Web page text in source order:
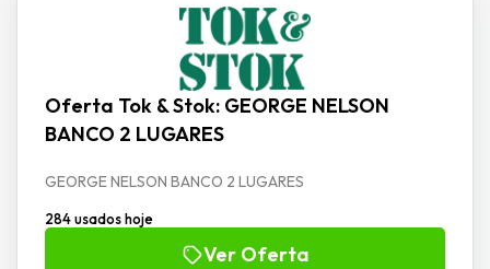
Oferta Tok & Stok: GEORGE NELSON
BANCO 2 LUGARES
GEORGE NELSON BANCO 2 LUGARES
284 usados hoje
Ver Oferta